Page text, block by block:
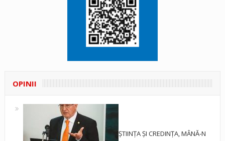
OPINII
ȘTIINȚA ȘI CREDINȚA, MÂNĂ-N